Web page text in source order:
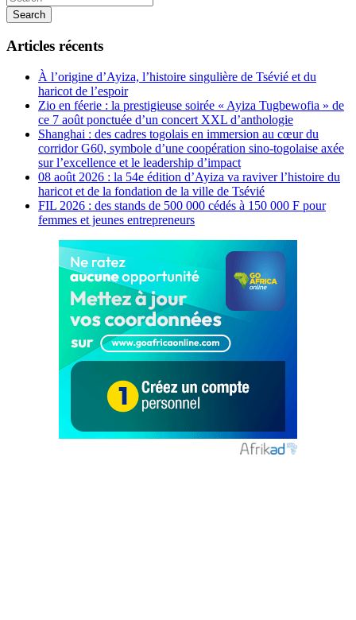
Search
Articles récents
À l’origine d’Ayiza, l’histoire singulière de Tsévié et du
haricot de l’espoir
Zio en féerie : la prestigieuse soirée « Ayiza Tugbewofia » de
ce 7 août ponctuée d’un concert XXL d’anthologie
Shanghai : des cadres togolais en immersion au cœur du
corridor G60, symbole d’une coopération sino-togolaise axée
sur l’excellence et le leadership d’impact
08 août 2026 : la 54e édition d’Ayiza va raviver l’histoire du
haricot et de la fondation de la ville de Tsévié
FIL 2026 : des stands de 500 000 cédés à 150 000 F pour
femmes et jeunes entrepreneurs